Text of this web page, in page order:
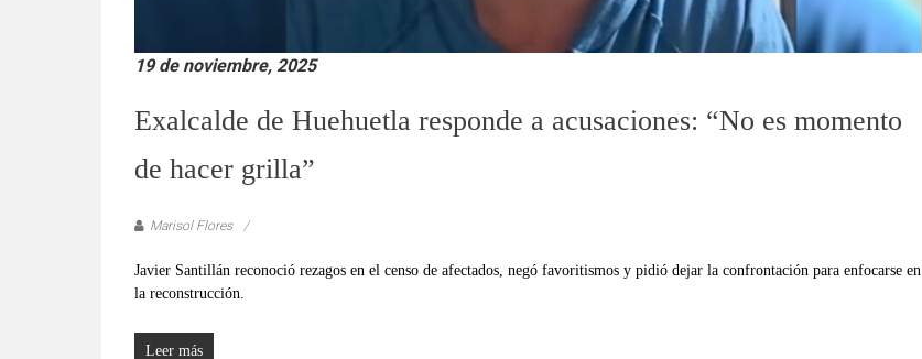
19 de noviembre, 2025
Exalcalde de Huehuetla responde a acusaciones: “No es momento
de hacer grilla”
Marisol Flores
Javier Santillán reconoció rezagos en el censo de afectados, negó favoritismos y pidió dejar la confrontación para enfocarse en
la reconstrucción.
Leer más